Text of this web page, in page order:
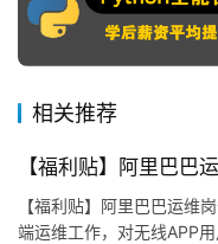
相关推荐
【福利贴】阿里巴巴
【福利贴】阿里巴巴运维
端运维工作，对无线APP